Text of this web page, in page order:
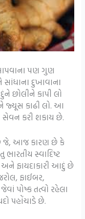
પણ ગુણ
દુખાવાના
છોલીને કાપી લો
જ્યૂસ કાઢી લો. આ
કરી શકાય છે.
જે, આજ કારણ છે કે
સ્વાદિષ્ટ
ફાયદાકારી આદું છે
ફાઈબર,
પોષ્ક તત્વો રહેલા
પહોંચાડે છે.